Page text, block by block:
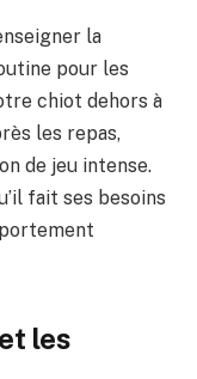
la
pour les
chiot dehors à
les repas,
de jeu intense.
fait ses besoins
les